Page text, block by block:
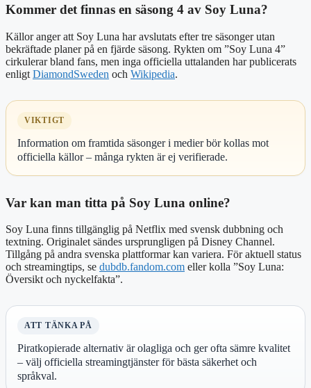
Kommer det finnas en säsong 4 av Soy Luna?
Källor anger att Soy Luna har avslutats efter tre säsonger utan
bekräftade planer på en fjärde säsong. Rykten om ”Soy Luna 4”
cirkulerar bland fans, men inga officiella uttalanden har publicerats
enligt DiamondSweden och Wikipedia.
VIKTIGT
Information om framtida säsonger i medier bör kollas mot
officiella källor – många rykten är ej verifierade.
Var kan man titta på Soy Luna online?
Soy Luna finns tillgänglig på Netflix med svensk dubbning och
textning. Originalet sändes ursprungligen på Disney Channel.
Tillgång på andra svenska plattformar kan variera. För aktuell status
och streamingtips, se dubdb.fandom.com eller kolla ”Soy Luna:
Översikt och nyckelfakta”.
ATT TÄNKA PÅ
Piratkopierade alternativ är olagliga och ger ofta sämre kvalitet
– välj officiella streamingtjänster för bästa säkerhet och
språkval.